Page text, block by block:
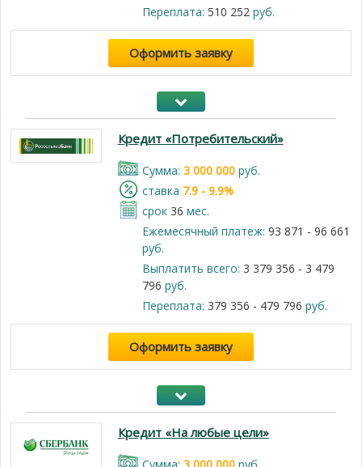
Переплата: 510 252руб.
Оформить заявку
Кредит «Потребительский»
Cумма: 3 000 000руб.
cтавка 7.9 - 9.9%
срок 36 мес.
Ежемесячный платеж: 93 871 - 96 661
руб.
Выплатить всего: 3 379 356 - 3 479
796 руб.
Переплата: 379 356 - 479 796 руб.
Оформить заявку
Кредит «На любые цели»